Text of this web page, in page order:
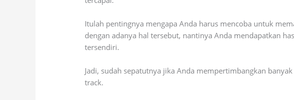
Itulah pentingnya mengapa Anda harus mencoba untuk
dengan adanya hal tersebut, nantinya Anda mendapatkan
tersendiri.
Jadi, sudah sepatutnya jika Anda mempertimbangkan
track.